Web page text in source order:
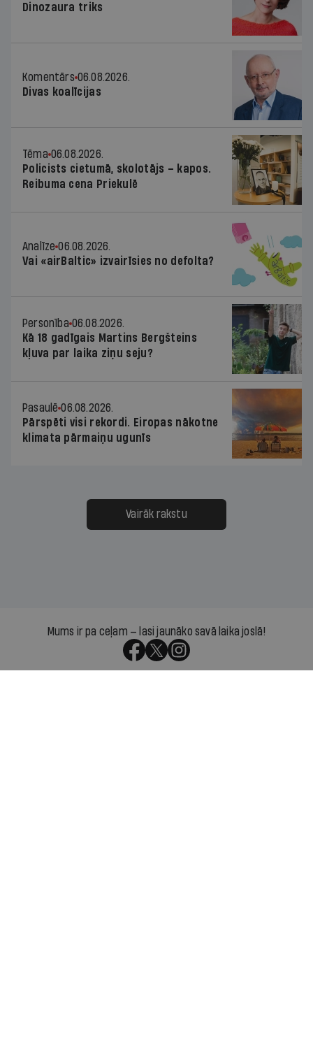
Dinozaura triks
Komentārs 06.08.2026.
Divas koalīcijas
Tēma 06.08.2026.
Policists cietumā, skolotājs – kapos.
Reibuma cena Priekulē
Analīze 06.08.2026.
Vai «airBaltic» izvairīsies no defolta?
Personība 06.08.2026.
Kā 18 gadīgais Martins Bergšteins
kļuva par laika ziņu seju?
Pasaulē 06.08.2026.
Pārspēti visi rekordi. Eiropas nākotne
klimata pārmaiņu ugunīs
Vairāk rakstu
Mums ir pa ceļam — lasi jaunāko savā laika joslā!